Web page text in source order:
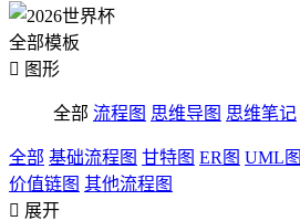
全部模板
 图形
全部 流程图 思维导图 思维笔记
全部 基础流程图 甘特图 ER图 UML图
价值链图 其他流程图
 展开